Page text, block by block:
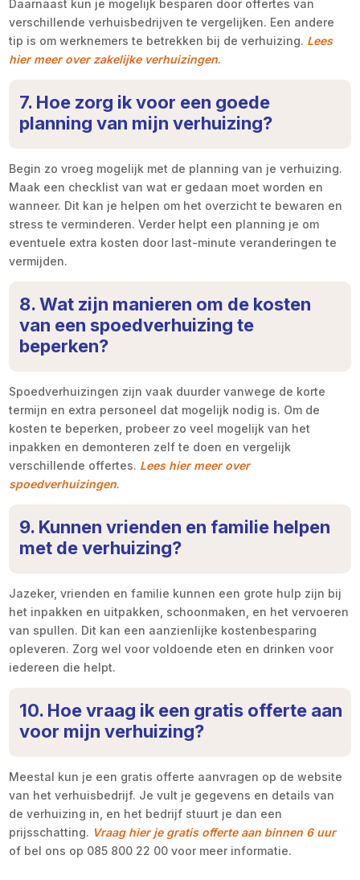
Daarnaast kun je mogelijk besparen door offertes van
verschillende verhuisbedrijven te vergelijken. Een andere
tip is om werknemers te betrekken bij de verhuizing. Lees
hier meer over zakelijke verhuizingen.
7. Hoe zorg ik voor een goede
planning van mijn verhuizing?
Begin zo vroeg mogelijk met de planning van je verhuizing.
Maak een checklist van wat er gedaan moet worden en
wanneer. Dit kan je helpen om het overzicht te bewaren en
stress te verminderen. Verder helpt een planning je om
eventuele extra kosten door last-minute veranderingen te
vermijden.
8. Wat zijn manieren om de kosten
van een spoedverhuizing te
beperken?
Spoedverhuizingen zijn vaak duurder vanwege de korte
termijn en extra personeel dat mogelijk nodig is. Om de
kosten te beperken, probeer zo veel mogelijk van het
inpakken en demonteren zelf te doen en vergelijk
verschillende offertes. Lees hier meer over
spoedverhuizingen.
9. Kunnen vrienden en familie helpen
met de verhuizing?
Jazeker, vrienden en familie kunnen een grote hulp zijn bij
het inpakken en uitpakken, schoonmaken, en het vervoeren
van spullen. Dit kan een aanzienlijke kostenbesparing
opleveren. Zorg wel voor voldoende eten en drinken voor
iedereen die helpt.
10. Hoe vraag ik een gratis offerte aan
voor mijn verhuizing?
Meestal kun je een gratis offerte aanvragen op de website
van het verhuisbedrijf. Je vult je gegevens en details van
de verhuizing in, en het bedrijf stuurt je dan een
prijsschatting. Vraag hier je gratis offerte aan binnen 6 uur
of bel ons op 085 800 22 00 voor meer informatie.